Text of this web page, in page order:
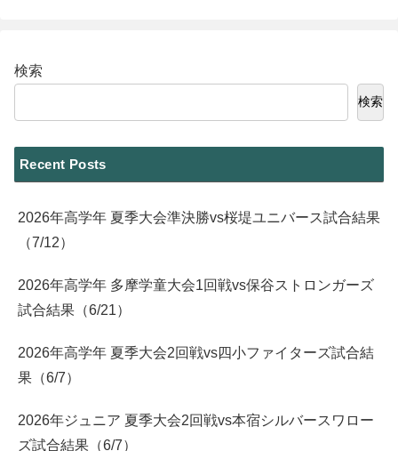
検索
検索
Recent Posts
2026年高学年 夏季大会準決勝vs桜堤ユニバース試合結果
（7/12）
2026年高学年 多摩学童大会1回戦vs保谷ストロンガーズ
試合結果（6/21）
2026年高学年 夏季大会2回戦vs四小ファイターズ試合結
果（6/7）
2026年ジュニア 夏季大会2回戦vs本宿シルバースワロー
ズ試合結果（6/7）